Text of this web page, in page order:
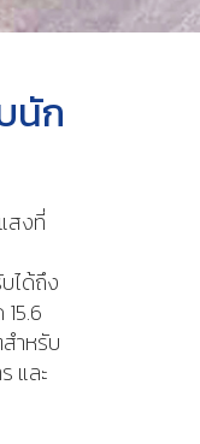
นัก
สงที่
ได้ถึง
ำหรับ
และ